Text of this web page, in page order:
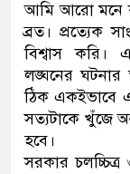
আমি আরো মনে
ব্রত। প্রত্যেক
বিশ্বাস করি।
লঙ্ঘনের ঘটনার
ঠিক একইভাবে
সত্যটাকে খুঁজে
হবে।
সরকার চলচ্চিত্র